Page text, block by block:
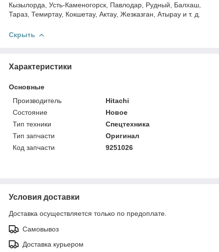
Кызылорда, Усть-Каменогорск, Павлодар, Рудный, Балхаш,
Тараз, Темиртау, Кокшетау, Актау, Жезказган, Атырау и т. д.
Скрыть
Характеристики
Основные
Производитель
Hitachi
Состояние
Новое
Тип техники
Спецтехника
Тип запчасти
Оригинал
Код запчасти
9251026
Условия доставки
Доставка осуществляется только по предоплате.
Самовывоз
Доставка курьером